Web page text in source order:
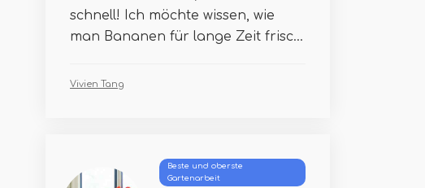
schnell! Ich möchte wissen, wie
man Bananen für lange Zeit frisc...
Vivien Tang
Beste und oberste
Gartenarbeit